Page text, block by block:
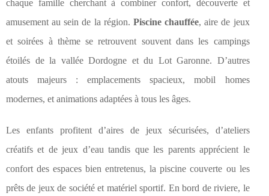
chaque famille cherchant à combiner confort, découverte et
amusement au sein de la région. Piscine chauffée, aire de jeux
et soirées à thème se retrouvent souvent dans les campings
étoilés de la vallée Dordogne et du Lot Garonne. D’autres
atouts majeurs : emplacements spacieux, mobil homes
modernes, et animations adaptées à tous les âges.
Les enfants profitent d’aires de jeux sécurisées, d’ateliers
créatifs et de jeux d’eau tandis que les parents apprécient le
confort des espaces bien entretenus, la piscine couverte ou les
prêts de jeux de société et matériel sportif. En bord de riviere, le